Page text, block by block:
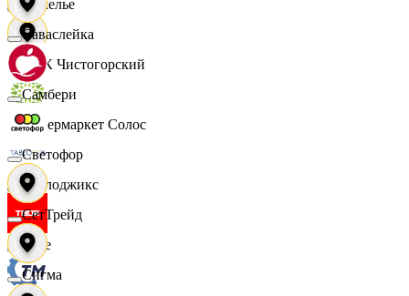
Сомелье
СПК Чистогорский
Супермаркет Солос
Таблоджикс
Твое
Саваслейка
Самбери
Светофор
СетТрейд
Сигма